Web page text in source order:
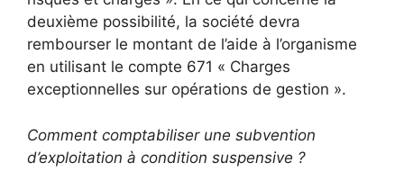
deuxième possibilité, la société devra
rembourser le montant de l’aide à l’organisme
en utilisant le compte 671 « Charges
exceptionnelles sur opérations de gestion ».
Comment comptabiliser une subvention
d’exploitation à condition suspensive ?